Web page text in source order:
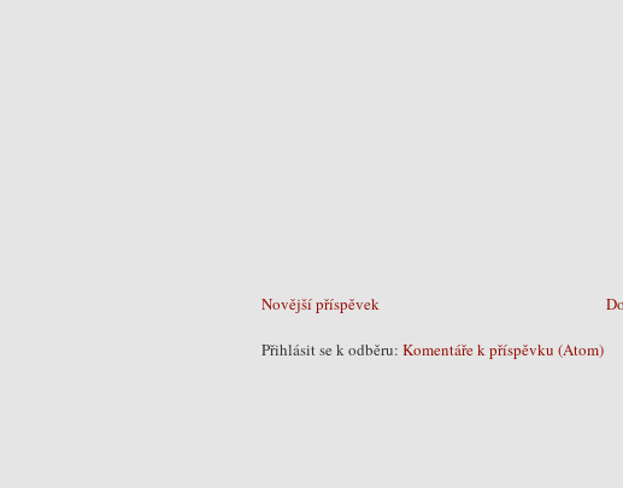
Novější příspěvek
Přihlásit se k odběru: Komentáře k příspěvku (Atom)